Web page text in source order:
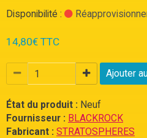
Disponibilité :
14,80€ TTC
Ajouter
État du produit : Neuf
Fournisseur : BLACKROCK
Fabricant : STRATOSPHERES